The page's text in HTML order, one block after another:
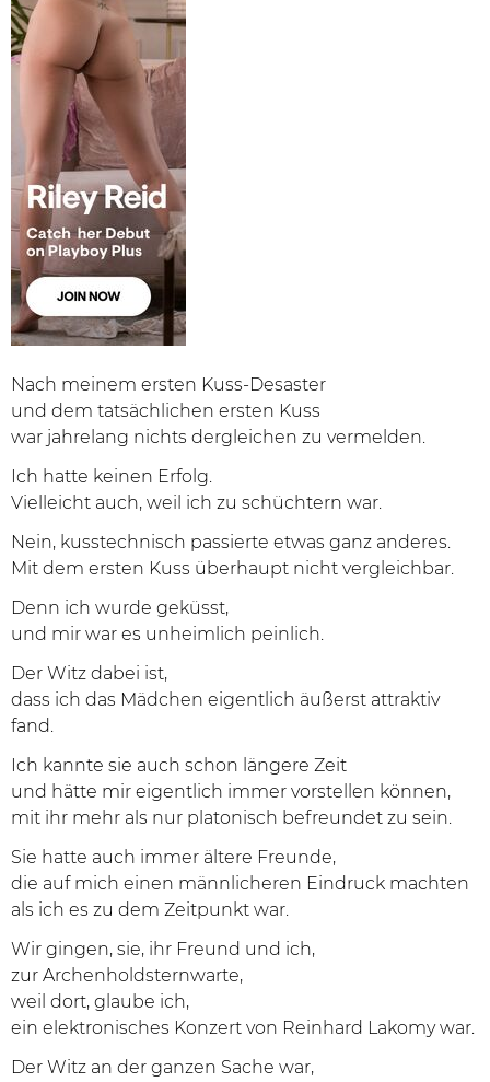
Nach meinem ersten Kuss-Desaster
und dem tatsächlichen ersten Kuss
war jahrelang nichts dergleichen zu vermelden.
Ich hatte keinen Erfolg.
Vielleicht auch, weil ich zu schüchtern war.
Nein, kusstechnisch passierte etwas ganz anderes.
Mit dem ersten Kuss überhaupt nicht vergleichbar.
Denn ich wurde geküsst,
und mir war es unheimlich peinlich.
Der Witz dabei ist,
dass ich das Mädchen eigentlich äußerst attraktiv
fand.
Ich kannte sie auch schon längere Zeit
und hätte mir eigentlich immer vorstellen können,
mit ihr mehr als nur platonisch befreundet zu sein.
Sie hatte auch immer ältere Freunde,
die auf mich einen männlicheren Eindruck machten
als ich es zu dem Zeitpunkt war.
Wir gingen, sie, ihr Freund und ich,
zur Archenholdsternwarte,
weil dort, glaube ich,
ein elektronisches Konzert von Reinhard Lakomy war.
Der Witz an der ganzen Sache war,